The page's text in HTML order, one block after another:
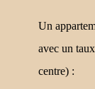
Un
avec un
centre) :